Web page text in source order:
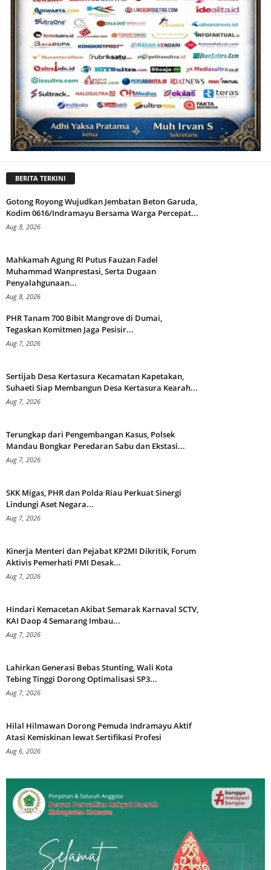
BERITA TERKINI
Gotong Royong Wujudkan Jembatan Beton Garuda,
Kodim 0616/Indramayu Bersama Warga Percepat...
Aug 8, 2026
Mahkamah Agung RI Putus Fauzan Fadel
Muhammad Wanprestasi, Serta Dugaan
Penyalahgunaan...
Aug 8, 2026
PHR Tanam 700 Bibit Mangrove di Dumai,
Tegaskan Komitmen Jaga Pesisir...
Aug 7, 2026
Sertijab Desa Kertasura Kecamatan Kapetakan,
Suhaeti Siap Membangun Desa Kertasura Kearah...
Aug 7, 2026
Terungkap dari Pengembangan Kasus, Polsek
Mandau Bongkar Peredaran Sabu dan Ekstasi...
Aug 7, 2026
SKK Migas, PHR dan Polda Riau Perkuat Sinergi
Lindungi Aset Negara...
Aug 7, 2026
Kinerja Menteri dan Pejabat KP2MI Dikritik, Forum
Aktivis Pemerhati PMI Desak...
Aug 7, 2026
Hindari Kemacetan Akibat Semarak Karnaval SCTV,
KAI Daop 4 Semarang Imbau...
Aug 7, 2026
Lahirkan Generasi Bebas Stunting, Wali Kota
Tebing Tinggi Dorong Optimalisasi SP3...
Aug 7, 2026
Hilal Hilmawan Dorong Pemuda Indramayu Aktif
Atasi Kemiskinan lewat Sertifikasi Profesi
Aug 6, 2026